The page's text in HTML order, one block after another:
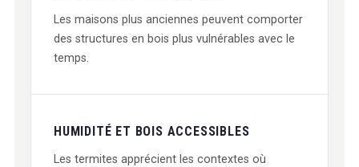
Les maisons plus anciennes peuvent comporter
des structures en bois plus vulnérables avec le
temps.
HUMIDITÉ ET BOIS ACCESSIBLES
Les termites apprécient les contextes où